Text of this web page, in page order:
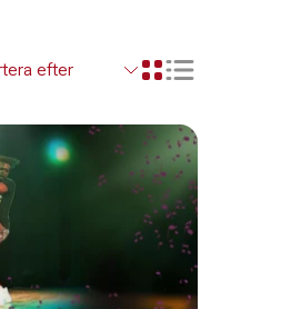
Visa resultaten i ett
Visa resultaten